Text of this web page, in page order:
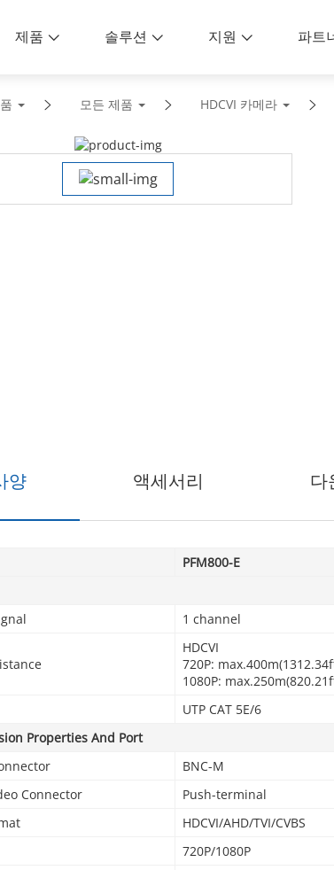
제품 솔루션 지원 파트
모든 제품 HDCVI 카메라
양 액세서리 다
PFM800-E
1 channel
HDCVI
720P:
1080P:
UTP CAT 5E/6
Properties And Port
BNC-M
Connector
Push-terminal
HDCVI/AHD/TVI/CVBS
720P/1080P